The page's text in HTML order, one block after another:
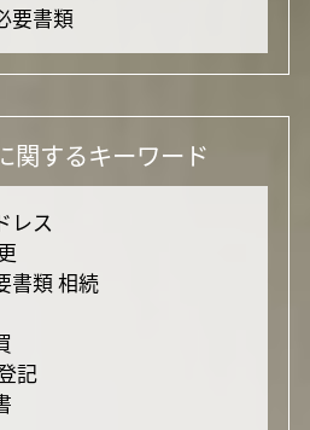
要書類
関するキーワード
レス
書類 相続
記